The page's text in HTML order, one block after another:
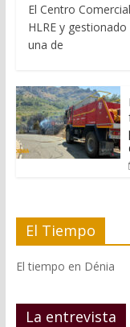
El Centro
HLRE y
una de
El Tiempo
El tiempo en Dénia
La entrevista